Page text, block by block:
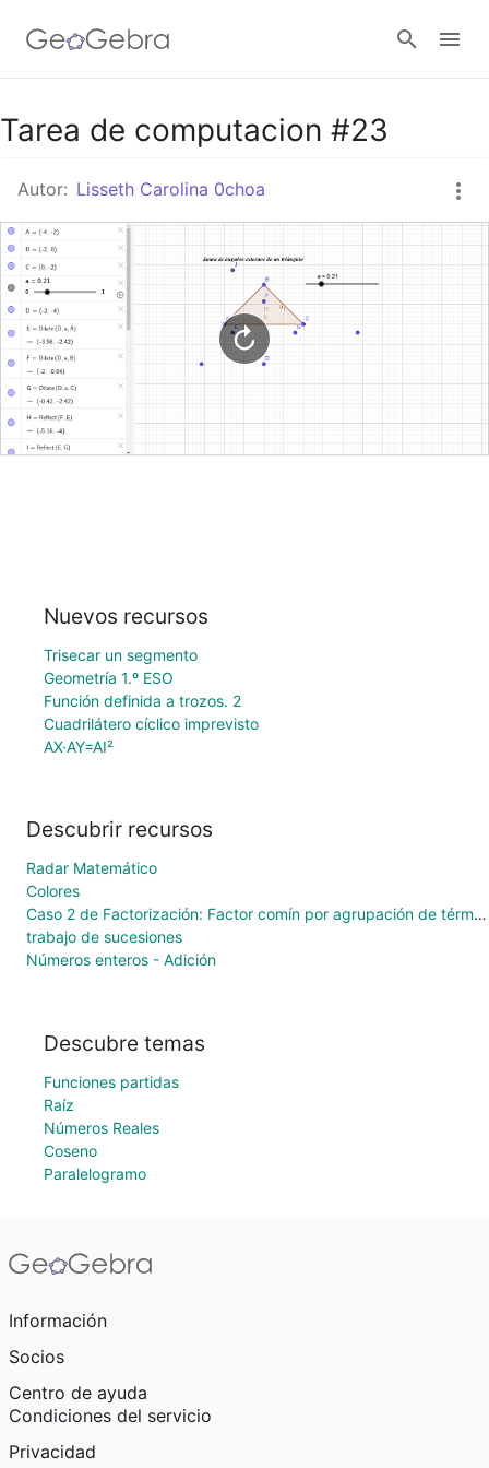
Google Classroom
GeoGebra Classroom
Abrir sesión
Tarea de computacion #23
Autor: Lisseth Carolina 0choa
Nuevos recursos
Trisecar un segmento
Geometría 1.º ESO
Función definida a trozos. 2
Cuadrilátero cíclico imprevisto
AX·AY=AI²
Descubrir recursos
Radar Matemático
Colores
Caso 2 de Factorización: Factor comín por agrupación de términos
trabajo de sucesiones
Números enteros - Adición
Descubre temas
Funciones partidas
Raíz
Números Reales
Coseno
Paralelogramo
Información
Socios
Centro de ayuda
Condiciones del servicio
Privacidad